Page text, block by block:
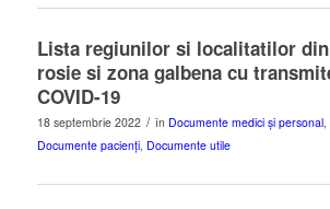
Lista regiunilor si localitatilor
rosie si zona galbena cu
COVID-19
18 septembrie 2022 / în Documente medici și personal,
Documente pacienți, Documente utile